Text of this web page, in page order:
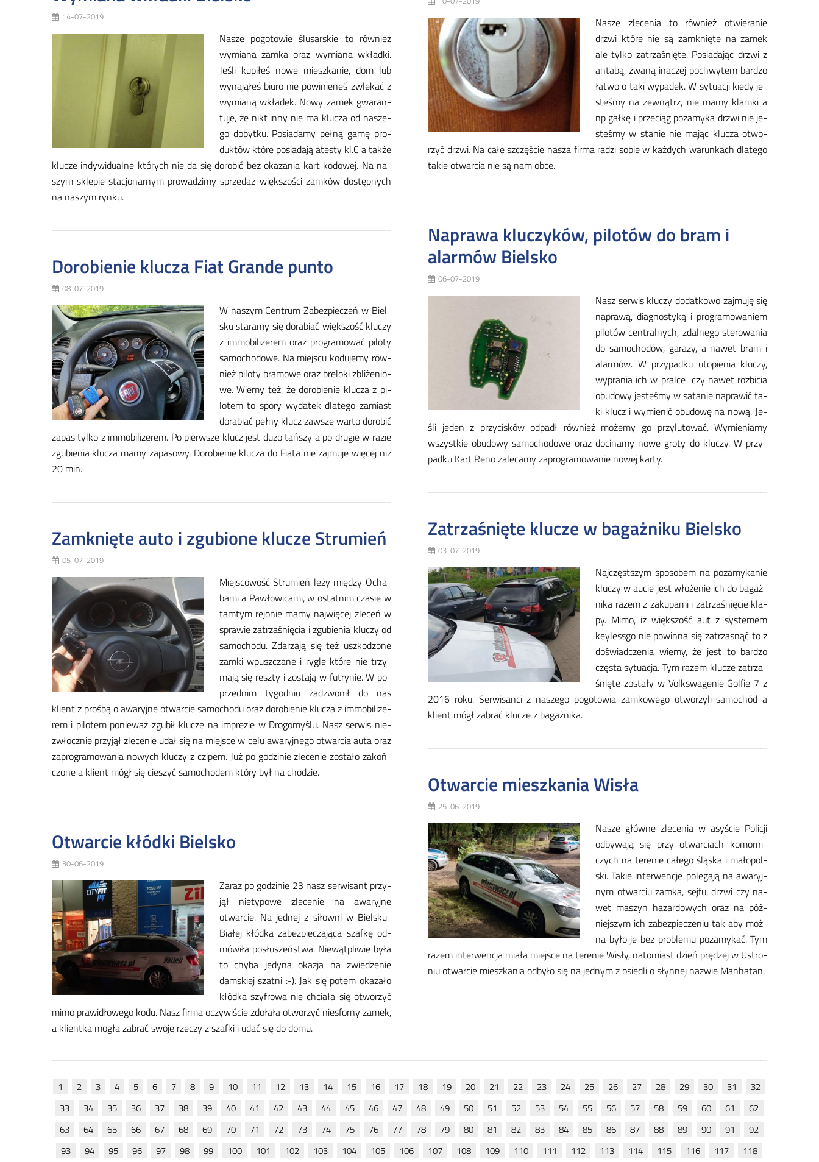
14-07-2019
Na­sze po­go­to­wie ślu­sar­skie to rów­nież
wy­mia­na zam­ka oraz wy­mia­na wkład­ki.
Je­śli ku­pi­łeś no­we miesz­ka­nie, dom lub
wy­na­ją­łeś biu­ro nie po­wi­nie­neś zwle­kać z
wy­mia­ną wkła­dek. No­wy za­mek gwa­ran­
tu­je, że nikt in­ny nie ma klu­cza od na­sze­
go do­byt­ku. Po­sia­da­my peł­ną ga­mę pro­
duk­tów któ­re po­sia­da­ją ate­sty kl.C a tak­że
klu­cze in­dy­wi­du­al­ne któ­rych nie da się do­ro­bić bez oka­za­nia kart ko­do­wej. Na na­
szym skle­pie sta­cjo­nar­nym pro­wa­dzi­my sprze­daż więk­szo­ści zam­ków do­stęp­nych
na na­szym ryn­ku.
Dorobienie klucza Fiat Grande punto
08-07-2019
W na­szym Cen­trum Za­bez­pie­czeń w Biel­
sku sta­ra­my się do­ra­biać więk­szość klu­czy
z im­mo­bi­li­ze­rem oraz pro­gra­mo­wać pi­lo­ty
sa­mo­cho­do­we. Na miej­scu ko­du­je­my rów­
nież pi­lo­ty bra­mo­we oraz bre­lo­ki zbli­że­nio­
we. Wie­my też, że do­ro­bie­nie klu­cza z pi­
lo­tem to spo­ry wy­da­tek dla­te­go za­miast
do­ra­biać peł­ny klucz za­wsze war­to do­ro­bić
za­pas tyl­ko z im­mo­bi­li­ze­rem. Po pierw­sze klucz jest du­żo tań­szy a po dru­gie w ra­zie
zgu­bie­nia klu­cza ma­my za­pasowy. Do­ro­bie­nie klu­cza do Fia­ta nie zaj­mu­je wię­cej niż
20 min.
Zamknięte auto i zgubione klucze Strumień
05-07-2019
Miej­sco­wość Stru­mień le­ży mię­dzy Ocha­
ba­mi a Paw­ło­wi­ca­mi, w ostat­nim cza­sie w
tam­tym re­jo­nie ma­my naj­wię­cej zle­ceń w
spra­wie za­trza­śnię­cia i zgu­bie­nia klu­czy od
sa­mo­cho­du. Zda­rza­ją się też uszko­dzo­ne
zam­ki wpusz­cza­ne i ry­gle któ­re nie trzy­
ma­ją się resz­ty i zo­sta­ją w fu­try­nie. W po­
przed­nim ty­go­dniu za­dzwo­nił do nas
klient z proś­bą o awa­ryj­ne otwar­cie sa­mo­cho­du oraz do­ro­bie­nie klu­cza z im­mo­bi­li­ze­
rem i pi­lo­tem po­nie­waż zgu­bił klu­cze na im­pre­zie w Dro­go­my­ślu. Nasz ser­wis nie­
zwłocz­nie przy­jął zle­ce­nie udał się na miej­sce w ce­lu awa­ryj­nego otwar­cia au­ta oraz
za­pro­gra­mo­wa­nia no­wych klu­czy z czi­pem. Już po go­dzi­nie zle­ce­nie zo­sta­ło za­koń­
czo­ne a klient mógł się cie­szyć sa­mo­cho­dem któ­ry był na cho­dzie.
Otwarcie kłódki Bielsko
30-06-2019
Za­raz po go­dzi­nie 23 nasz ser­wi­sant przy­
jął nie­ty­po­we zle­ce­nie na awa­ryj­ne
otwar­cie. Na jed­nej z si­łow­ni w Biel­sku­-
Bia­łej kłód­ka za­bez­pie­cza­ją­ca szaf­kę od­
mó­wi­ła po­słu­szeń­stwa. Nie­wąt­pli­wie by­ła
to chy­ba je­dy­na oka­zja na zwie­dze­nie
dam­skiej szat­ni :-). Jak się po­tem oka­za­ło
kłód­ka szy­fro­wa nie chcia­ła się otwo­rzyć
mi­mo pra­wi­dło­we­go ko­du. Nasz fir­ma oczy­wi­ście zdo­ła­ła otwo­rzyć nie­sfor­ny za­mek,
a klient­ka mo­gła za­brać swo­je rze­czy z szaf­ki i udać się do do­mu.
Na­sze zle­ce­nia to rów­nież otwie­ra­nie
drzwi któ­re nie są za­mknię­te na za­mek
ale tyl­ko za­trza­śnię­te. Po­sia­da­jąc drzwi z
an­ta­bą, zwa­ną ina­czej po­chwy­tem bar­dzo
ła­two o ta­ki wy­pa­dek. W sy­tu­acji kie­dy je­
ste­śmy na ze­wnątrz, nie ma­my klam­ki a
np gał­kę i prze­ciąg po­za­my­ka drzwi nie je­
ste­śmy w sta­nie nie ma­jąc klu­cza otwo­
rzyć drzwi. Na ca­łe szczę­ście na­sza fir­ma ra­dzi so­bie w każ­dych wa­run­kach dla­te­go
ta­kie otwar­cia nie są nam ob­ce.
Naprawa kluczyków, pilotów do bram i
alarmów Bielsko
06-07-2019
Nasz ser­wis klu­czy do­dat­ko­wo zaj­mu­ję się
na­pra­wą, dia­gno­sty­ką i pro­gra­mo­wa­niem
pi­lo­tów cen­tral­nych, zdal­ne­go ste­ro­wa­nia
do sa­mo­cho­dów, ga­ra­ży, a na­wet bram i
alar­mów. W przy­pad­ku uto­pie­nia klu­czy,
wy­pra­nia ich w pral­ce czy na­wet roz­bi­cia
obu­do­wy je­ste­śmy w sa­ta­nie na­pra­wić ta­
ki klucz i wy­mie­nić obu­do­wę na no­wą. Je­
śli je­den z przy­ci­sków od­padł rów­nież mo­że­my go przy­lu­to­wać. Wy­mie­nia­my
wszyst­kie obu­do­wy sa­mo­cho­do­we oraz do­ci­na­my no­we gro­ty do klu­czy. W przy­
pad­ku Kart Re­no za­le­ca­my za­pro­gra­mo­wa­nie no­wej kar­ty.
Zatrzaśnięte klucze w bagażniku Bielsko
03-07-2019
Naj­częst­szym spo­so­bem na po­za­my­ka­nie
klu­czy w au­cie jest wło­że­nie ich do ba­gaż­
ni­ka ra­zem z za­ku­pa­mi i za­trza­śnię­cie kla­
py. Mi­mo, iż więk­szość aut z sys­te­mem
key­less­go nie po­win­na się za­trza­snąć to z
do­świad­cze­nia wie­my, że jest to bar­dzo
czę­sta sy­tu­acja. Tym ra­zem klu­cze za­trza­
śnię­te zo­sta­ły w Volk­swa­ge­nie Gol­fie 7 z
2016 ro­ku. Ser­wi­san­ci z na­sze­go po­go­to­wia zam­ko­we­go otwo­rzy­li sa­mo­chód a
klient mógł za­brać klu­cze z ba­gaż­ni­ka.
Otwarcie mieszkania Wisła
25-06-2019
Na­sze głów­ne zle­ce­nia w asy­ście Po­li­cji
od­by­wa­ją się przy otwar­ciach ko­mor­ni­
czych na te­re­nie ca­łe­go ślą­ska i ma­ło­pol­
ski. Ta­kie in­ter­wen­cje po­le­ga­ją na awa­ryj­
nym otwar­ciu zam­ka, sej­fu, drzwi czy na­
wet ma­szyn ha­zar­do­wych oraz na póź­
niej­szym ich za­bez­pie­cze­niu tak aby moż­
na by­ło je bez pro­ble­mu po­za­my­kać. Tym
ra­zem in­ter­wen­cja mia­ła miej­sce na te­re­nie Wi­sły, na­to­miast dzień prę­dzej w Ustro­
niu otwar­cie miesz­ka­nia odby­ło się na jed­nym z osie­dli o słyn­nej na­zwie Man­ha­tan.
1 2 3 4 5 6 7 8 9 10 11 12 13 14 15 16 17 18 19 20 21 22 23 24 25 26 27 28 29 30 31
32
33
34 35 36 37 38 39 40 41 42 43 44 45 46 47 48 49 50 51 52 53 54 55 56 57 58 59 60 61
62
63
64 65 66 67 68 69 70 71 72 73 74 75 76 77 78 79 80 81 82 83 84 85 86 87 88 89 90 91
92
93
94 95 96 97 98 99 100 101 102 103 104 105 106 107 108 109 110 111 112 113 114 115 116 117 118